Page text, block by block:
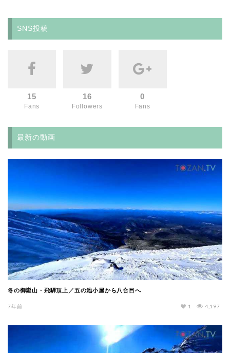
SNS投稿
15
Fans
16
Followers
0
Fans
最新の動画
冬の御嶽山・飛騨頂上／五の池小屋から八合目へ
7年前 4,197
1